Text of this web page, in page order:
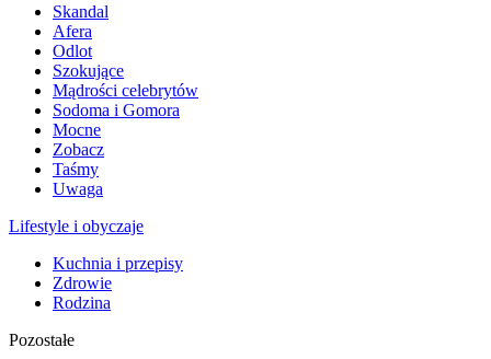
Skandal
Afera
Odlot
Szokujące
Mądrości celebrytów
Sodoma i Gomora
Mocne
Zobacz
Taśmy
Uwaga
Lifestyle i obyczaje
Kuchnia i przepisy
Zdrowie
Rodzina
Pozostałe